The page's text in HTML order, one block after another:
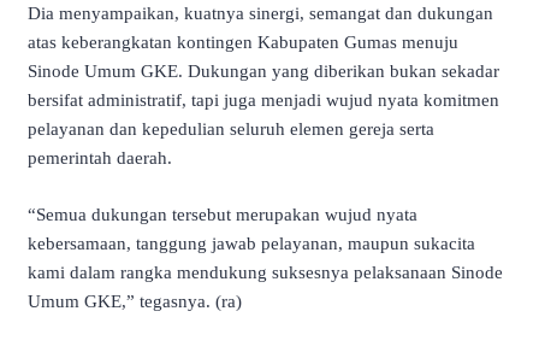
Dia menyampaikan, kuatnya sinergi, semangat dan dukungan
atas keberangkatan kontingen Kabupaten Gumas menuju
Sinode Umum GKE. Dukungan yang diberikan bukan sekadar
bersifat administratif, tapi juga menjadi wujud nyata komitmen
pelayanan dan kepedulian seluruh elemen gereja serta
pemerintah daerah.
“Semua dukungan tersebut merupakan wujud nyata
kebersamaan, tanggung jawab pelayanan, maupun sukacita
kami dalam rangka mendukung suksesnya pelaksanaan Sinode
Umum GKE,” tegasnya. (ra)